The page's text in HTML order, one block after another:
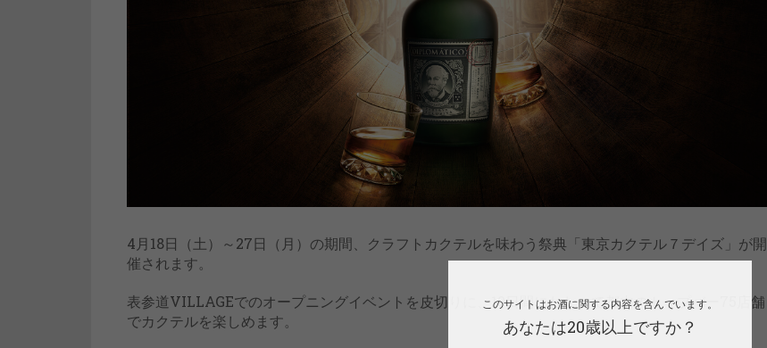
4月18日（土）～27日（月）の期間、クラフトカクテルを味わう祭典「東京カクテル７デイズ」が開
催されます。
表参道VILLAGEでのオープニングイベントを皮切りに、10日間にわたって都内のトップバー75店舗
でカクテルを楽しめます。
このサイトはお酒に関する内容を含んでいます。
あなたは20歳以上ですか？